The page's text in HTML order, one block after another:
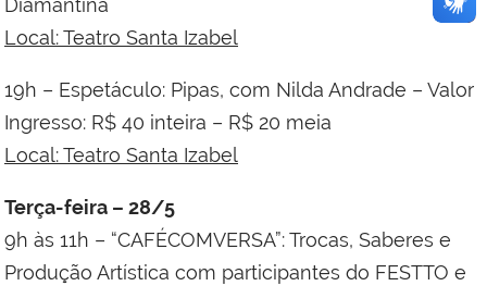
Diamantina
Local: Teatro Santa Izabel
19h – Espetáculo: Pipas, com Nilda Andrade – Valor
Ingresso: R$ 40 inteira – R$ 20 meia
Local: Teatro Santa Izabel
Terça-feira – 28/5
9h às 11h – “CAFÉCOMVERSA”: Trocas, Saberes e
Produção Artística com participantes do FESTTO e